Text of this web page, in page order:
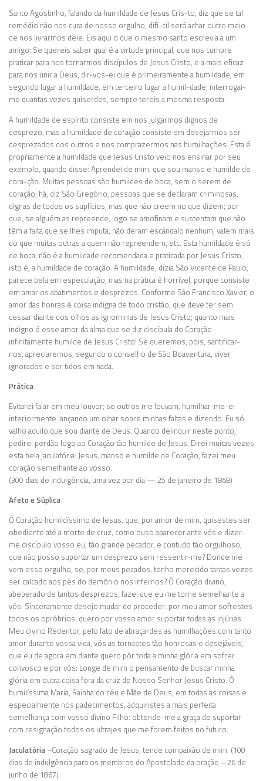
Santo Agostinho, falando da humildade de Jesus Cris-to, diz que se tal
remédio não nos cura de nosso orgulho, difi-cil será achar outro meio
de nos livrarmos dele. Eis aqui o que o mesmo santo escrevia a um
amigo: Se quereis saber qual é a virtude principal, que nos cumpre
praticar para nos tornarmos discípulos de Jesus Cristo, e a mais eficaz
para nos unir a Deus, dir-vos-ei que é primeiramente a humildade, em
segundo lugar a humildade, em terceiro lugar a humil-dade; interrogai-
me quantas vezes quiserdes, sempre tereis a mesma resposta.
A humildade de espírito consiste em nos julgarmos dignos de
desprezo; mas a humildade de coração consiste em desejarmos ser
desprezados dos outros e nos comprazermos nas humilhações. Esta é
propriamente a humildade que Jesus Cristo veio nos ensinar por seu
exemplo, quando disse: Aprendei de mim, que sou manso e humilde de
cora-ção. Muitas pessoas são humildes de boca, sem o serem de
coração; há, diz São Gregório, pessoas que se declaram criminosas,
dignas de todos os suplícios, mas que não creem no que dizem; por
que, se alguém as repreende, logo se amofinam e sustentam que não
têm a falta que se lhes imputa, não deram escândalo nenhum, valem mais
do que muitas outras a quem não repreendem, etc. Esta humildade é só
de boca; não é a humildade recomendada e praticada por Jesus Cristo,
isto é, a humildade de coração. A humildade, dizia São Vicente de Paulo,
parece bela em especulação, mas na prática é horrível, porque consiste
em amar os abatimentos e desprezos. Conforme São Francisco Xavier, o
amor das honras é coisa indigna de todo cristão, que deve ter sem
cessar diante dos olhos as ignominias de Jesus Cristo; quanto mais
indigno é esse amor da alma que se diz discípula do Coração
infinitamente humilde de Jesus Cristo! Se queremos, pois, santificar-
nos, apreciaremos, segundo o conselho de São Boaventura, viver
ignorados e ser tidos em nada.
Prática
Evitarei falar em meu louvor; se outros me louvam, humilhar-me-ei
interiormente lançando um olhar sobre minhas faltas e dizendo: Eu só
valho aquilo que sou diante de Deus. Quando delinquir neste ponto,
pedirei perdão logo ao Coração tão humilde de Jesus. Direi muitas vezes
esta bela jaculatória: Jesus, manso e humilde de Coração, fazei meu
coração semelhante ao vosso.
(300 dias de indulgência, uma vez por dia — 25 de janeiro de 1868)
Afeto e Súplica
Ó Coração humildíssimo de Jesus, que, por amor de mim, quisestes ser
obediente até a morte de cruz, como ouso aparecer ante vós e dizer-
me discípulo vosso eu, tão grande pecador, e contudo tão orgulhoso,
que não posso suportar um desprezo sem ressentir-me? Donde me
vem esse orgulho, se, por meus pecados, tenho merecido tantas vezes
ser calcado aos pés do demônio nos infernos? Ó Coração divino,
abeberado de tantos desprezos, fazei que eu me torne semelhante a
vós. Sinceramente desejo mudar de proceder: por meu amor sofrestes
todos os opróbrios; quero por vosso amor suportar todas as injúrias.
Meu divino Redentor, pelo fato de abraçardes as humilhações com tanto
amor durante vossa vida, vós as tornastes tão honrosas e desejáveis,
que eu de agora em diante quero pôr toda a minha glória em sofrer
convosco e por vós: Longe de mim o pensamento de buscar minha
glória em outra coisa fora da cruz de Nosso Senhor Jesus Cristo. Ó
humilíssima Maria, Rainha do céu e Mãe de Deus, em todas as coisas e
especialmente nos padecimentos, adquiristes a mais perfeita
semelhança com vosso divino Filho: obtende-me a graça de suportar
com resignação todos os ultrajes que me forem feitos no futuro.
Jaculatória –Coração sagrado de Jesus, tende compaixão de mim. (100
dias de indulgência para os membros do Apostolado da oração – 26 de
junho de 1867)